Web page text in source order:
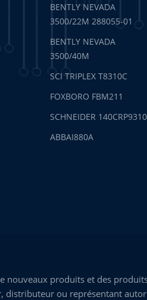
BENTLY NEVADA
3500/22M 288055-01
BENTLY NEVADA
3500/40M
SCI TRIPLEX T8310C
FOXBORO FBM211
SCHNEIDER
ABBAI880A
produits et des
ou représentant